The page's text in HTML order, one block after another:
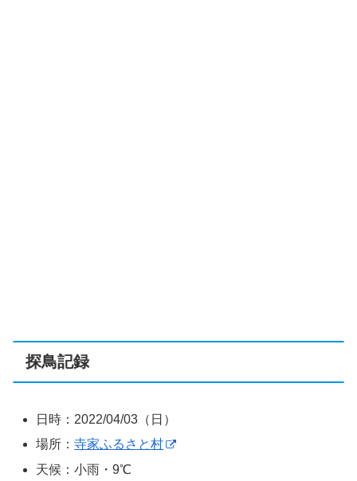
探鳥記録
日時：2022/04/03（日）
場所：寺家ふるさと村
天候：小雨・9℃